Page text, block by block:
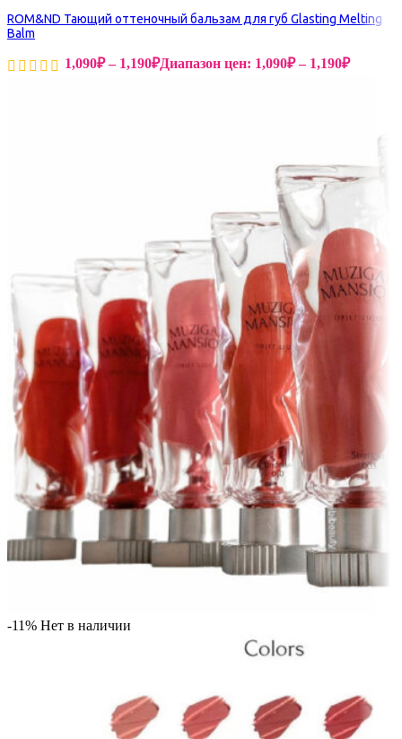
ROM&ND Тающий оттеночный бальзам для губ Glasting Melting
Balm
1,090₽ – 1,190₽Диапазон цен: 1,090₽ – 1,190₽
-11% Нет в наличии